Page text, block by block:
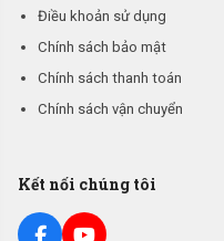
Điều khoản sử dụng
Chính sách bảo mật
Chính sách thanh toán
Chính sách vận chuyển
Kết nối chúng tôi